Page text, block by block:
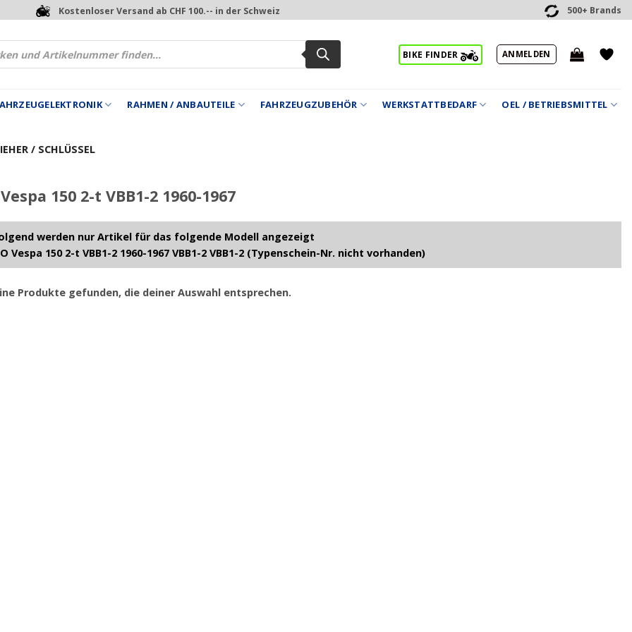
Kostenloser Versand ab CHF 100.-- in der Schweiz 500+ Brands
BIKE FINDER ANMELDEN
RAHMEN / ANBAUTEILE FAHRZEUGZUBEHÖR WERKSTATTBEDARF OEL / BETRIEBSMITTEL
/ SCHLÜSSEL
150 2-t VBB1-2 1960-1967
werden nur Artikel für das folgende Modell angezeigt
Vespa 150 2-t VBB1-2 1960-1967 VBB1-2 VBB1-2 (Typenschein-Nr. nicht vorhanden)
Produkte gefunden, die deiner Auswahl entsprechen.